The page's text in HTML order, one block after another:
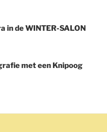
in de WINTER-SALON
met een Knipoog